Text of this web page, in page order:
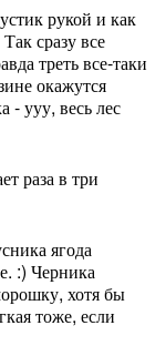
рукой и как
сразу все
треть все-таки
окажутся
- ууу, весь лес
раза в три
ягода
:) Черника
хотя бы
тоже, если